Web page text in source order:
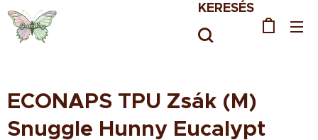
KERESÉS
ECONAPS TPU Zsák (M)
Snuggle Hunny Eucalypt